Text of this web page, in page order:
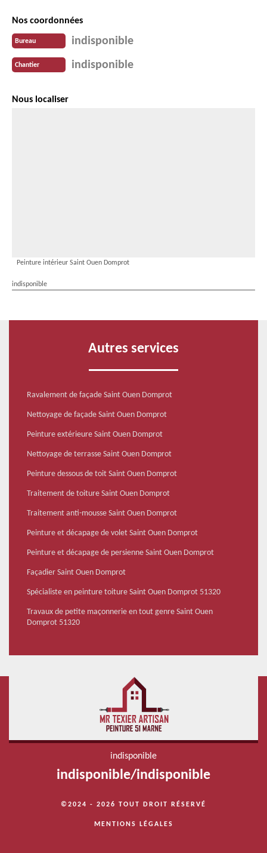
Nos coordonnées
Bureau indisponible
Chantier indisponible
Nous localiser
Peinture intérieur Saint Ouen Domprot
indisponible
Autres services
Ravalement de façade Saint Ouen Domprot
Nettoyage de façade Saint Ouen Domprot
Peinture extérieure Saint Ouen Domprot
Nettoyage de terrasse Saint Ouen Domprot
Peinture dessous de toit Saint Ouen Domprot
Traitement de toiture Saint Ouen Domprot
Traitement anti-mousse Saint Ouen Domprot
Peinture et décapage de volet Saint Ouen Domprot
Peinture et décapage de persienne Saint Ouen Domprot
Façadier Saint Ouen Domprot
Spécialiste en peinture toiture Saint Ouen Domprot 51320
Travaux de petite maçonnerie en tout genre Saint Ouen
Domprot 51320
indisponible
indisponible/indisponible
©2024 - 2026 TOUT DROIT RÉSERVÉ
MENTIONS LÉGALES